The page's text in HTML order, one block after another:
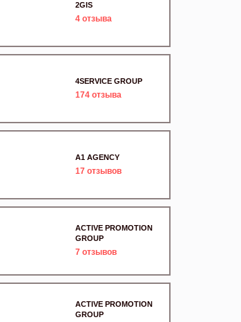
2GIS
4 отзыва
4SERVICE GROUP
174 отзыва
A1 AGENCY
17 отзывов
ACTIVE PROMOTION
GROUP
7 отзывов
ACTIVE PROMOTION
GROUP